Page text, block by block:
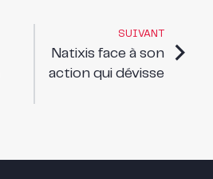
SUIVANT
Natixis face à son
action qui dévisse